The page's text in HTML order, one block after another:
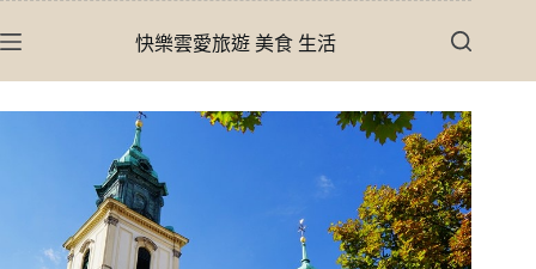
至
快樂雲愛旅遊 美食 生活